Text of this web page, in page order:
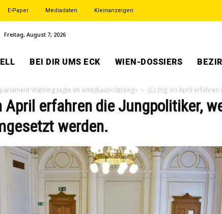
E-Paper Mediadaten Kleinanzeigen
Freitag, August 7, 2026
BEI DIR UMS ECK WIEN-DOSSIERS
Währing tagte im Amtshaus</strong> (C) zVg: Im April
April erfahren die Jungpolitiker,
werden.